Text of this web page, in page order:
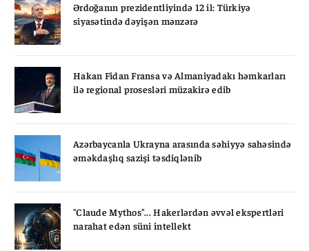
Ərdoğanın prezidentliyində 12 il: Türkiyə
siyasətində dəyişən mənzərə
Hakan Fidan Fransa və Almaniyadakı həmkarları
ilə regional prosesləri müzakirə edib
Azərbaycanla Ukrayna arasında səhiyyə sahəsində
əməkdaşlıq sazişi təsdiqlənib
"Claude Mythos"... Hakerlərdən əvvəl ekspertləri
narahat edən süni intellekt